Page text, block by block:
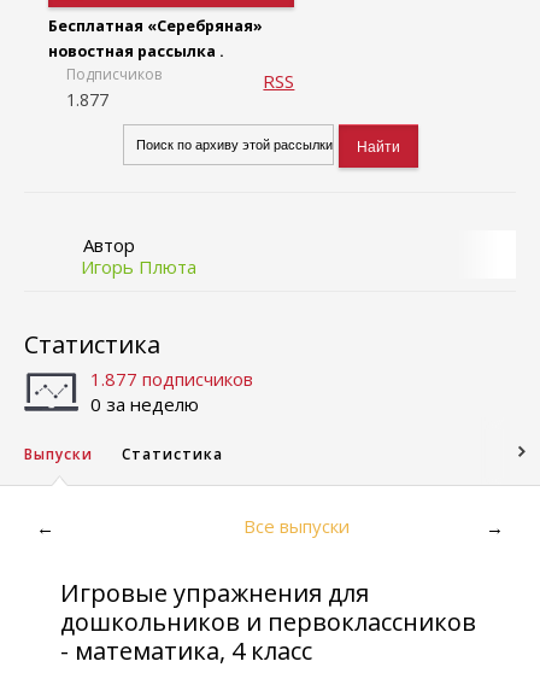
Бесплатная «Серебряная»
новостная рассылка .
Подписчиков
1.877
RSS
Автор
Игорь Плюта
Статистика
1.877 подписчиков
0 за неделю
Выпуски Статистика
← Все выпуски →
Игровые упражнения для
дошкольников и первоклассников
- математика, 4 класс